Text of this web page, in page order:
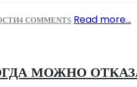
4 COMMENTS Read more...
МОЖНО